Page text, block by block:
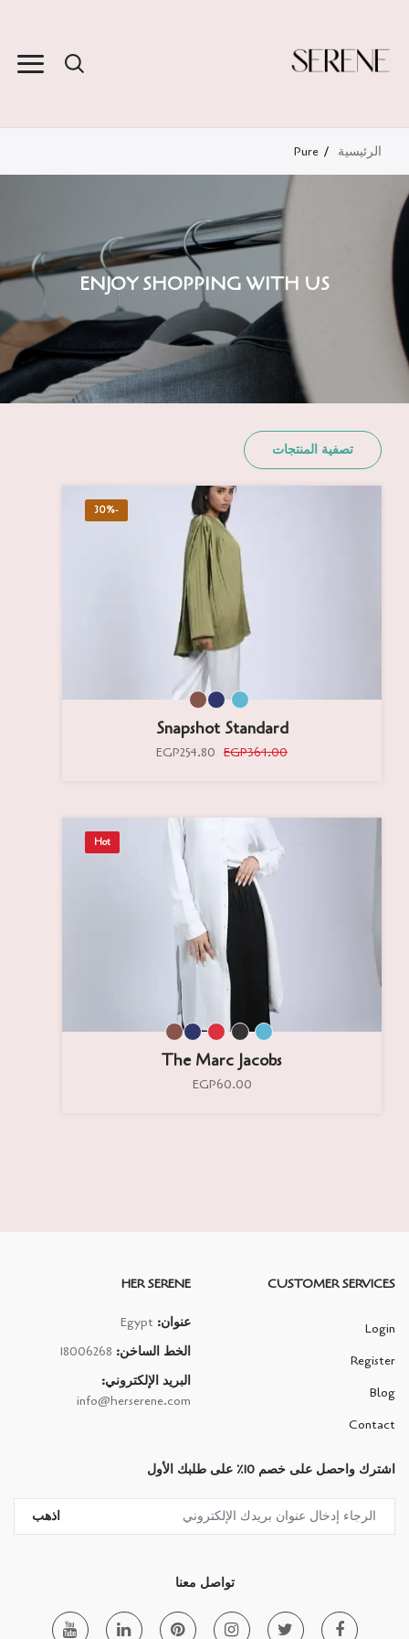
الرئيسية Pure
ENJOY SHOPPING WITH US
تصفية المنتجات
-30%
Snapshot Standard
EGP254.80 EGP364.00
Hot
The Marc Jacobs
EGP60.00
CUSTOMER SERVICES
Login
Register
Blog
Contact
HER SERENE
عنوان: Egypt
الخط الساخن: 18006268
البريد الإلكتروني:
info@herserene.com
اشترك واحصل على خصم 10٪ على طلبك الأول
اذهب
تواصل معنا